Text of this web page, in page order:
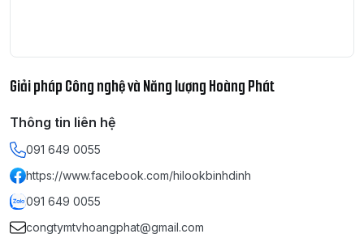
Giải pháp Công nghệ và Năng lượng Hoàng Phát
Thông tin liên hệ
091 649 0055
https://www.facebook.com/hilookbinhdinh
091 649 0055
congtymtvhoangphat@gmail.com